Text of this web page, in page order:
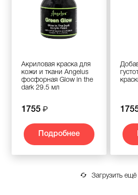
Акриловая краска для
кожи и ткани Angelus
фосфорная Glow in the
dark 29.5 мл
1755
Подробнее
Загрузить ещё